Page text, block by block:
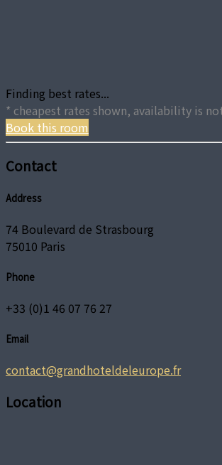
Finding best rates...
* cheapest rates shown, availability is
Book this room
Contact
Address
74 Boulevard de Strasbourg
75010 Paris
Phone
+33 (0)1 46 07 76 27
Email
contact@grandhoteldeleurope.fr
Location